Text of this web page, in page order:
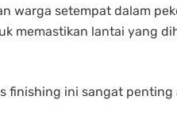
warga setempat dalam
memastikan lantai yang
finishing ini sangat